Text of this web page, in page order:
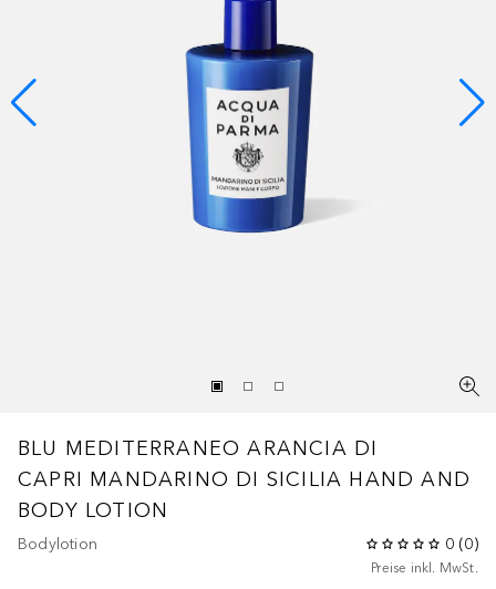
BLU MEDITERRANEO ARANCIA DI
CAPRI MANDARINO DI SICILIA HAND AND
BODY LOTION
Bodylotion 0 (0)
Preise inkl. MwSt.